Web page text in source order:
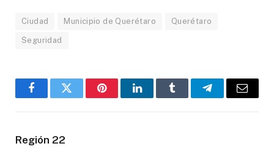
Ciudad Municipio de Querétaro Querétaro
Seguridad
FacebookTwitter PinterestLinkedInTumblr TelegramEmail
Región 22